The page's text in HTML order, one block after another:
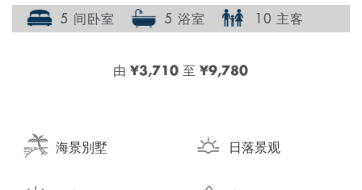
5 间卧室 5 浴室 10 主客
由¥3,710 至¥9,780
海景別墅 日落景观